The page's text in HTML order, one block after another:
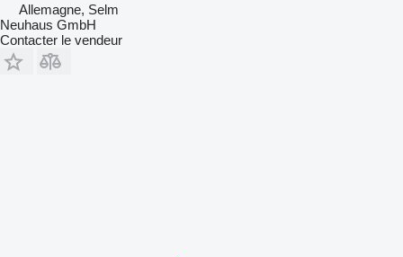
Allemagne, Selm
Neuhaus GmbH
Contacter le vendeur